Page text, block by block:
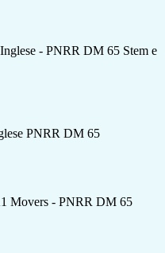
- PNRR DM 65 Stem e
PNRR DM 65
Movers - PNRR DM 65